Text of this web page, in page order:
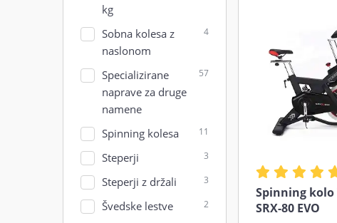
kg
Sobna kolesa z
naslonom
4
Specializirane
naprave za druge
namene
57
Spinning kolesa 11
Steperji 3
Steperji z držali 3
Švedske lestve 2
Spinning kolo
SRX-80 EVO